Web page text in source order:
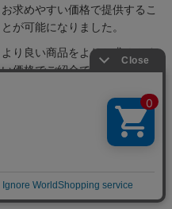
お求めやすい価格で提供するこ
とが可能になりました。
より良い商品をよりお求めやす
い価格でご紹介できるように、
お気づきの点やご要望がござい
ましたら、どうぞお気軽にお申